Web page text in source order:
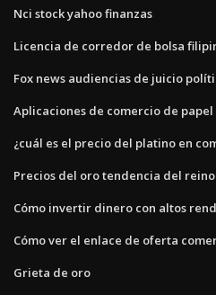
Nci stock yahoo finanzas
Licencia de corredor de bolsa
Fox news audiencias de juicio
Aplicaciones de comercio de
¿cuál es el precio del platino en
Precios del oro tendencia del
Cómo invertir dinero con altos
Cómo ver el enlace de oferta
Grieta de oro